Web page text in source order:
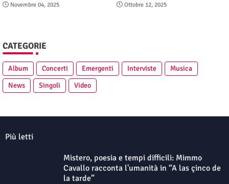
Novembre 04, 2025 Ottobre 12, 2025
CATEGORIE
Album Concerti Emergenti Interviste
Musica
News
Singoli Video
Più letti
Mistero, poesia e tempi difficili: Mimmo
Cavallo racconta l'umanità in “A las çinco de
la tarde”